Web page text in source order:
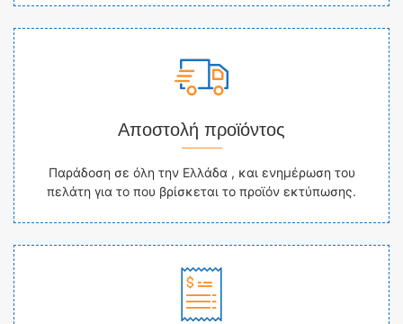
Αποστολή προϊόντος
Παράδοση σε όλη την Ελλάδα , και ενημέρωση του
πελάτη για το που βρίσκεται το προϊόν εκτύπωσης.